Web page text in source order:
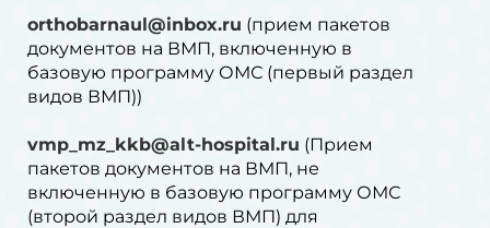
orthobarnaul@inbox.ru (прием пакетов
документов на ВМП, включенную в
базовую программу ОМС (первый раздел
видов ВМП))
vmp_mz_kkb@alt-hospital.ru (Прием
пакетов документов на ВМП, не
включенную в базовую программу ОМС
(второй раздел видов ВМП) для